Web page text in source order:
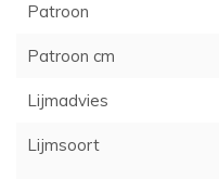
Patroon
Patroon cm
Lijmadvies
Lijmsoort